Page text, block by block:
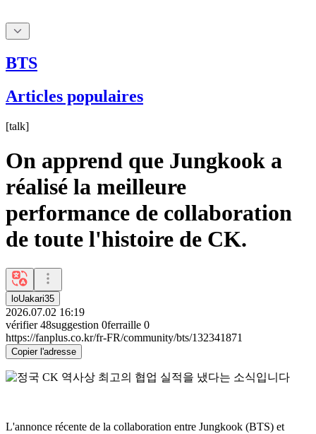
BTS
Articles populaires
[talk]
On apprend que Jungkook a
réalisé la meilleure
performance de collaboration
de toute l'histoire de CK.
loUakari35
2026.07.02 16:19
vérifier 48suggestion 0ferraille 0
https://fanplus.co.kr/fr-FR/community/bts/132341871
Copier l'adresse
L'annonce récente de la collaboration entre Jungkook (BTS) et